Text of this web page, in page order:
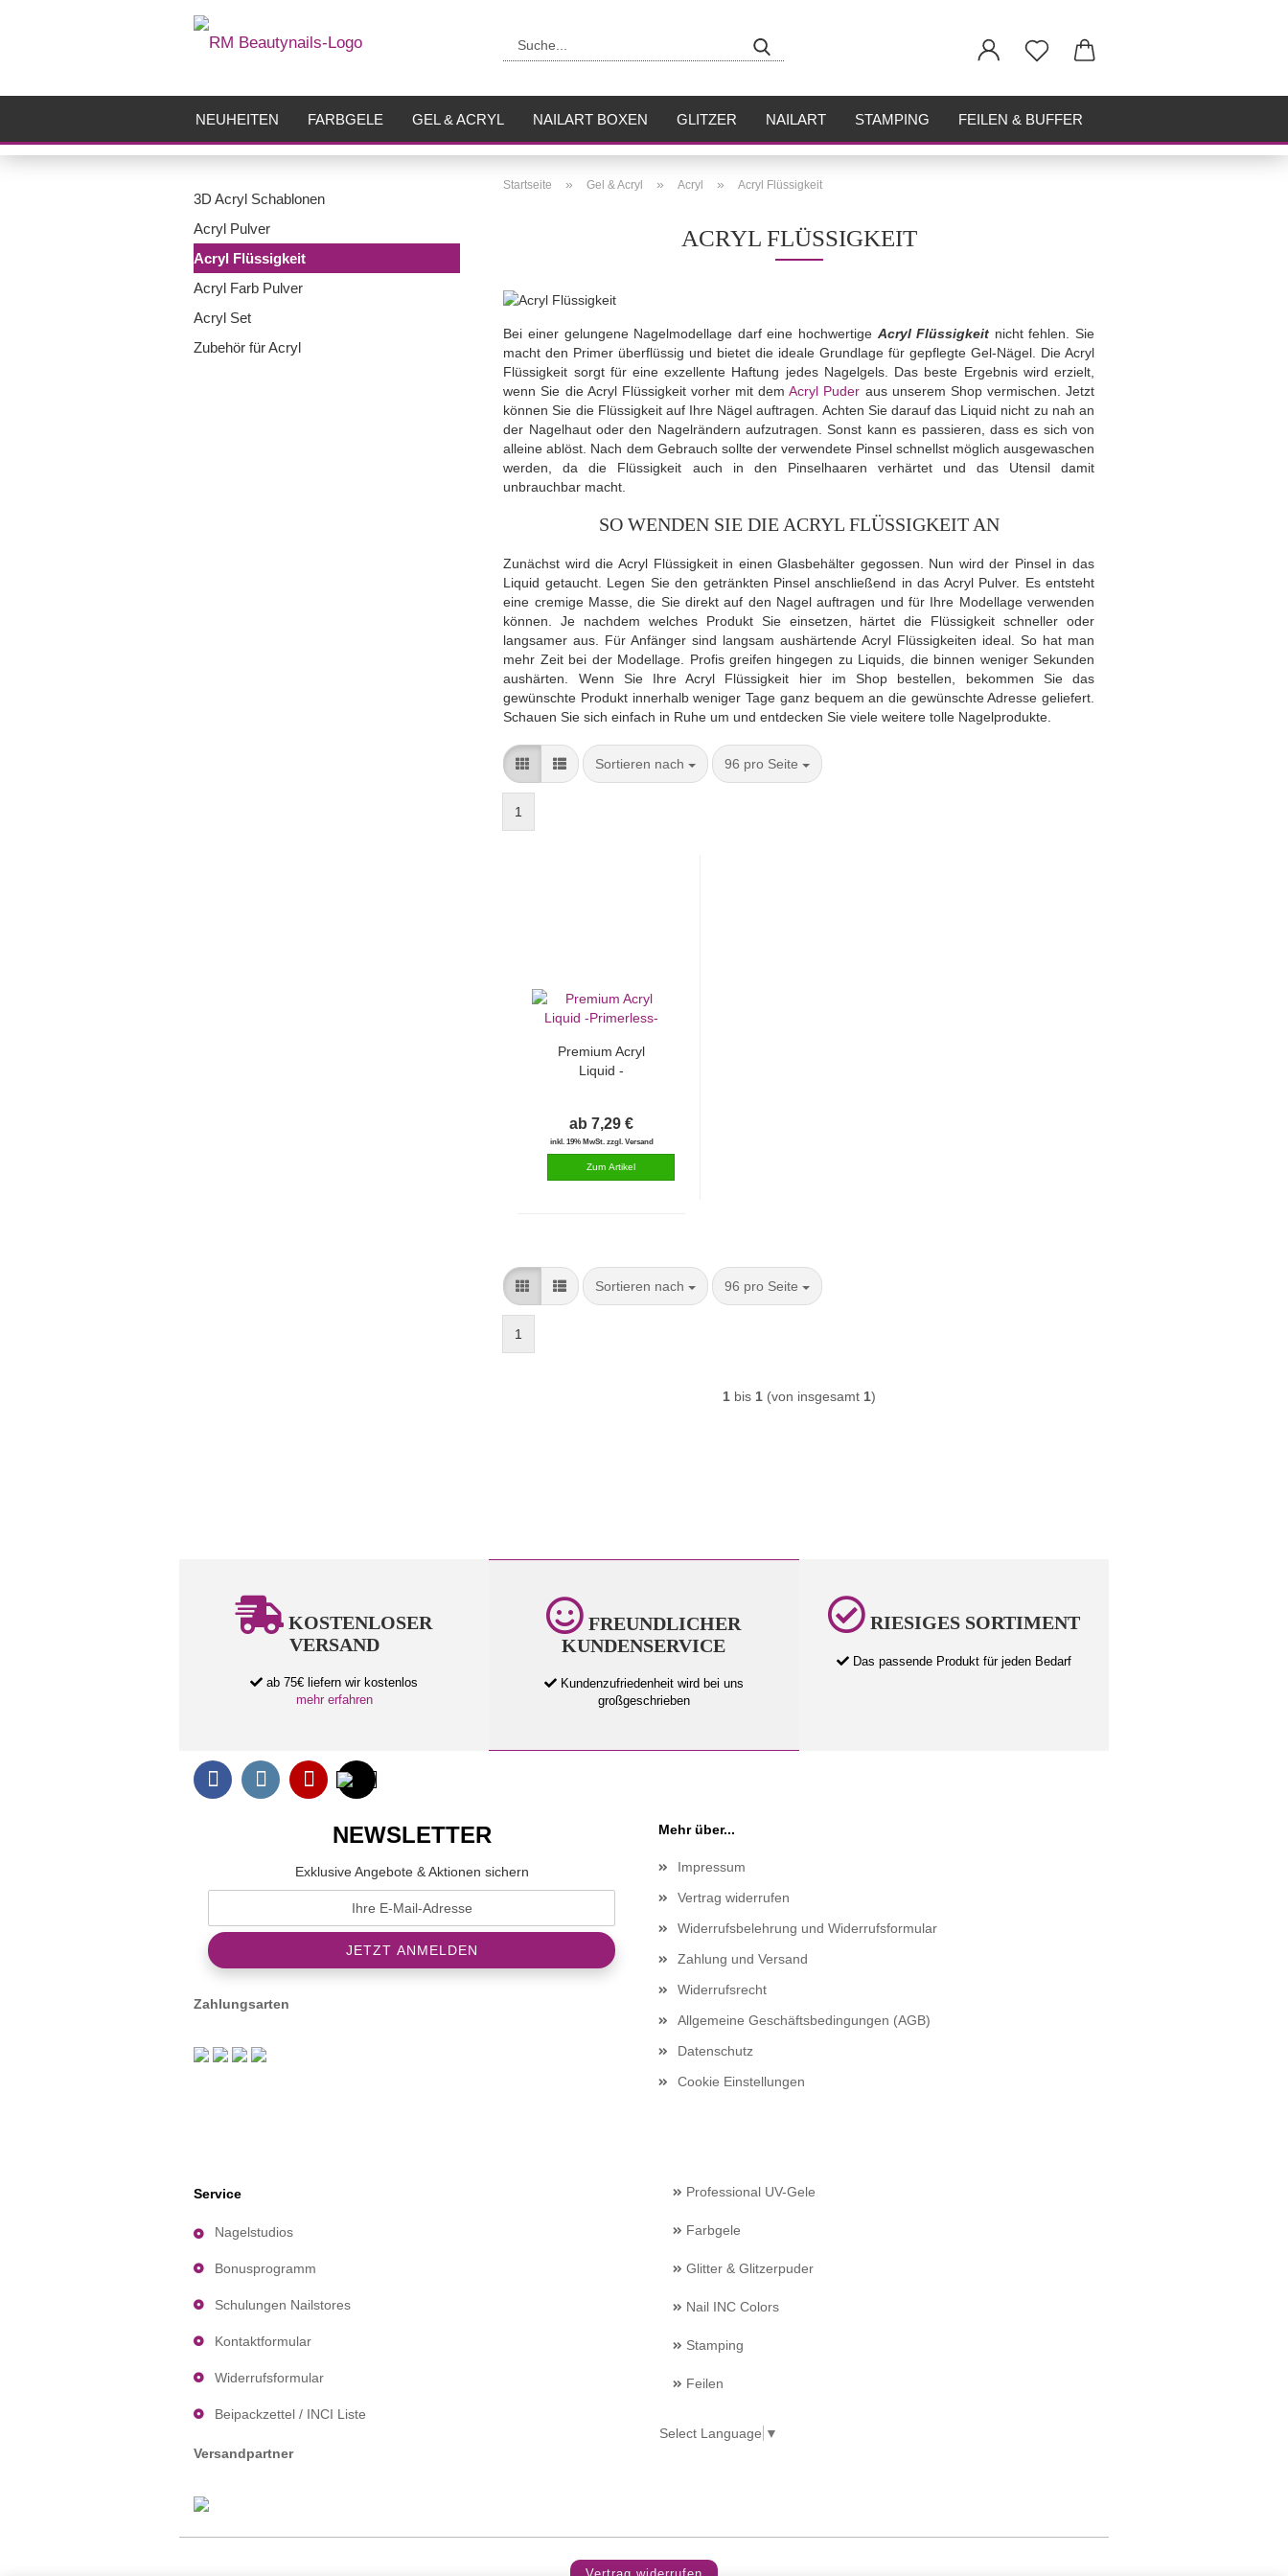
NEUHEITEN FARBGELE GEL & ACRYL NAILART BOXEN GLITZER NAILART STAMPING FEILEN & BUFFER
Startseite » Gel & Acryl » Acryl » Acryl Flüssigkeit
ACRYL FLÜSSIGKEIT
Bei einer gelungene Nagelmodellage darf eine hochwertige Acryl Flüssigkeit nicht fehlen. Sie
macht den Primer überflüssig und bietet die ideale Grundlage für gepflegte Gel-Nägel. Die Acryl
Flüssigkeit sorgt für eine exzellente Haftung jedes Nagelgels. Das beste Ergebnis wird erzielt,
wenn Sie die Acryl Flüssigkeit vorher mit demAcryl Puder aus unserem Shop vermischen. Jetzt
können Sie die Flüssigkeit auf Ihre Nägel auftragen. Achten Sie darauf das Liquid nicht zu nah an
der Nagelhaut oder den Nagelrändern aufzutragen. Sonst kann es passieren, dass es sich von
alleine ablöst. Nach dem Gebrauch sollte der verwendete Pinsel schnellst möglich ausgewaschen
werden, da die Flüssigkeit auch in den Pinselhaaren verhärtet und das Utensil damit
unbrauchbar macht.
SO WENDEN SIE DIE ACRYL FLÜSSIGKEIT AN
Zunächst wird die Acryl Flüssigkeit in einen Glasbehälter gegossen. Nun wird der Pinsel in das
Liquid getaucht. Legen Sie den getränkten Pinsel anschließend in das Acryl Pulver. Es entsteht
eine cremige Masse, die Sie direkt auf den Nagel auftragen und für Ihre Modellage verwenden
können. Je nachdem welches Produkt Sie einsetzen, härtet die Flüssigkeit schneller oder
langsamer aus. Für Anfänger sind langsam aushärtende Acryl Flüssigkeiten ideal. So hat man
mehr Zeit bei der Modellage. Profis greifen hingegen zu Liquids, die binnen weniger Sekunden
aushärten. Wenn Sie Ihre Acryl Flüssigkeit hier im Shop bestellen, bekommen Sie das
gewünschte Produkt innerhalb weniger Tage ganz bequem an die gewünschte Adresse geliefert.
Schauen Sie sich einfach in Ruhe um und entdecken Sie viele weitere tolle Nagelprodukte.
Sortieren nach
Sortieren nach 96 pro Seite
pro Seite
1
Premium Acryl
Liquid -
ab 7,29 €
inkl. 19% MwSt. zzgl. Versand
Sortieren nach
Sortieren nach 96 pro Seite
pro Seite
1
1bis 1(von insgesamt 1)
3D Acryl Schablonen
Acryl Pulver
Acryl Flüssigkeit
Acryl Farb Pulver
Acryl Set
Zubehör für Acryl
KOSTENLOSER
VERSAND
ab 75€ liefern wir kostenlos
mehr erfahren
FREUNDLICHER
KUNDENSERVICE
Kundenzufriedenheit wird bei uns
großgeschrieben
RIESIGES SORTIMENT
Das passende Produkt für jeden Bedarf
NEWSLETTER
Exklusive Angebote & Aktionen sichern
Zahlungsarten
Mehr über...
Impressum
Vertrag widerrufen
Widerrufsbelehrung und Widerrufsformular
Zahlung und Versand
Widerrufsrecht
Allgemeine Geschäftsbedingungen (AGB)
Datenschutz
Cookie Einstellungen
Service
Nagelstudios
Bonusprogramm
Schulungen Nailstores
Kontaktformular
Widerrufsformular
Beipackzettel / INCI Liste
Versandpartner
Professional UV-Gele
Farbgele
Glitter & Glitzerpuder
Nail INC Colors
Stamping
Feilen
Select Language ▼